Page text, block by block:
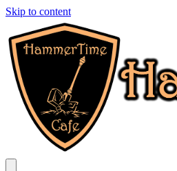
Skip to content